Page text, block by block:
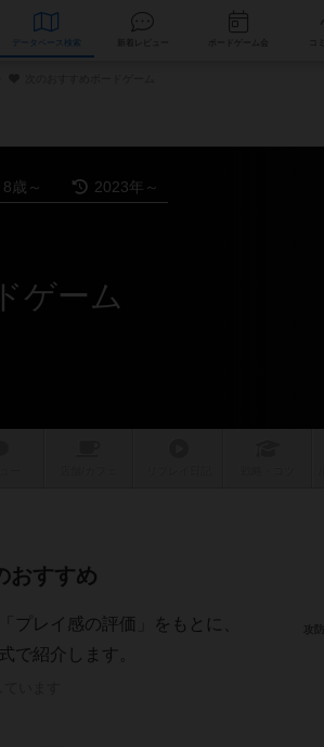
データベース
8歳～ 2023年～
ゲーム
おすすめ
プレイ感の評価」をもとに、
で紹介します。